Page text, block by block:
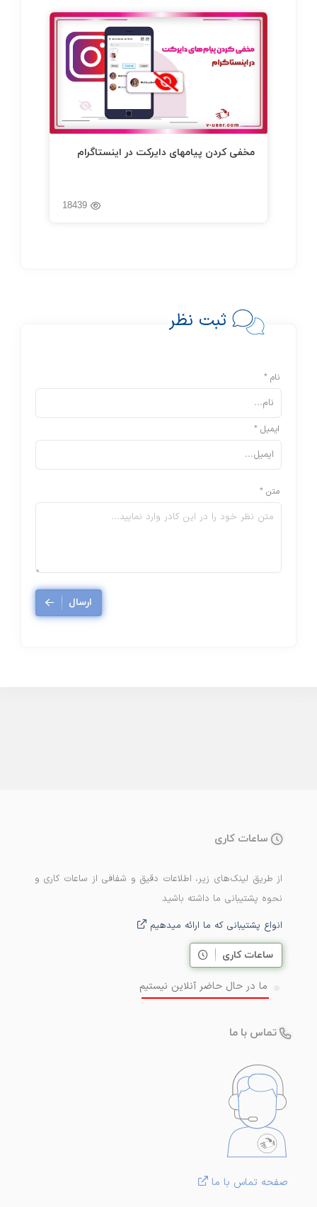
مخفی کردن پیامهای دایرکت در اینستاگرام
18439
ثبت نظر
نام *
ایمیل *
متن *
ارسال
ساعات کاری
از طریق لینک‌های زیر، اطلاعات دقیق و شفافی از ساعات کاری و
نحوه پشتیبانی ما داشته باشید
انواع پشتیبانی که ما ارائه میدهیم
ساعات کاری
ما در حال حاضر آنلاین نیستیم
تماس با ما
صفحه تماس با ما